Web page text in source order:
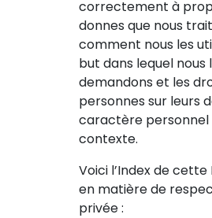
correctement à
donnes que nous
comment nous les
but dans lequel nous
demandons et les
personnes sur leurs
caractère personnel
contexte.
Voici l’Index de cette
en matière de
privée :